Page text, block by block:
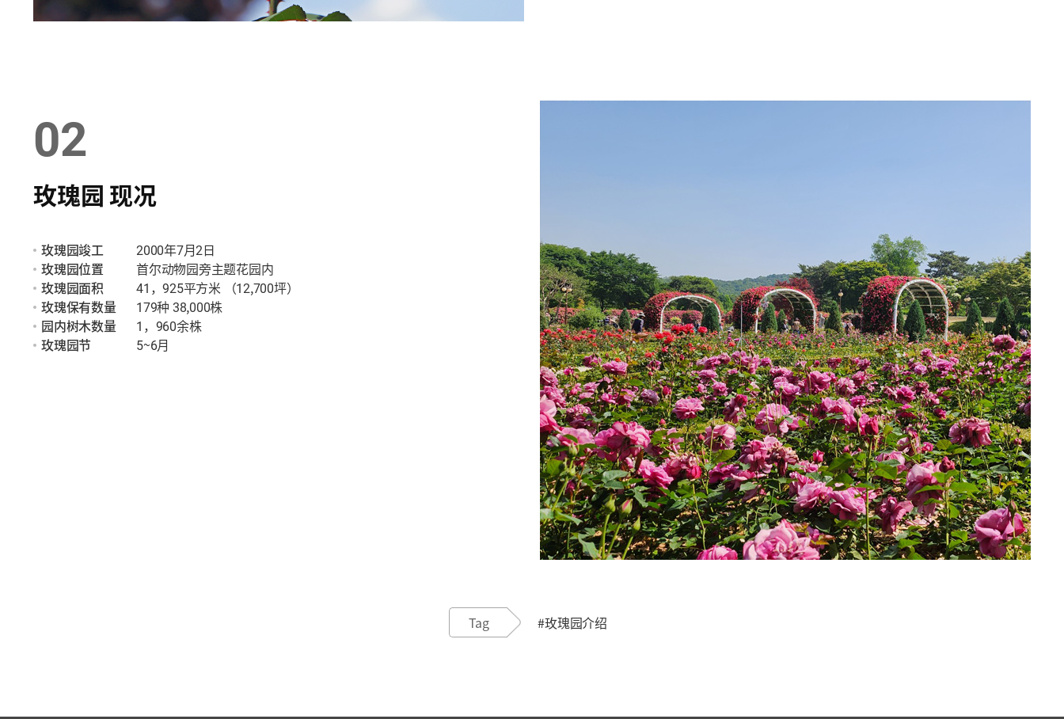
02
玫瑰园 现况
玫瑰园竣工
2000年7月2日
玫瑰园位置
首尔动物园旁主题花园内
玫瑰园面积
41，925平方米 （12,700坪）
玫瑰保有数量
179种 38,000株
园内树木数量
1，960余株
玫瑰园节
5~6月
Tag #玫瑰园介绍